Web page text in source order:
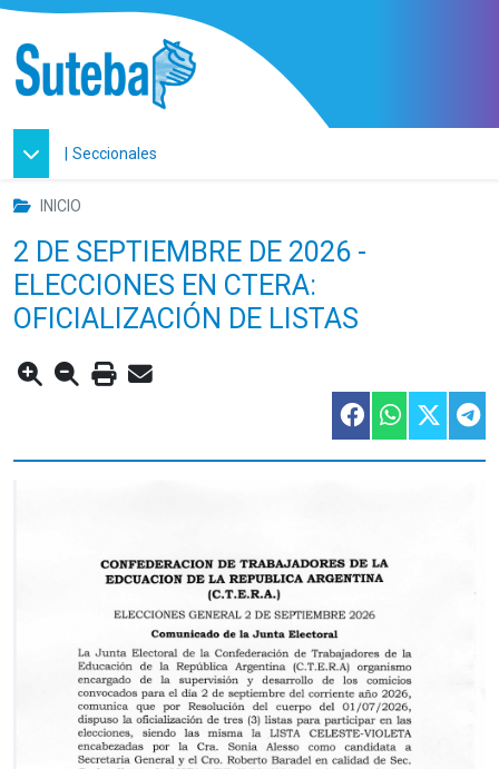
| Seccionales
INICIO
2 DE SEPTIEMBRE DE 2026 -
ELECCIONES EN CTERA:
OFICIALIZACIÓN DE LISTAS